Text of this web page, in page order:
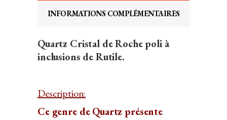
INFORMATIONS COMPLÉMENTAIRES
Quartz Cristal de Roche poli à
inclusions de Rutile.
Description:
Ce genre de Quartz présente